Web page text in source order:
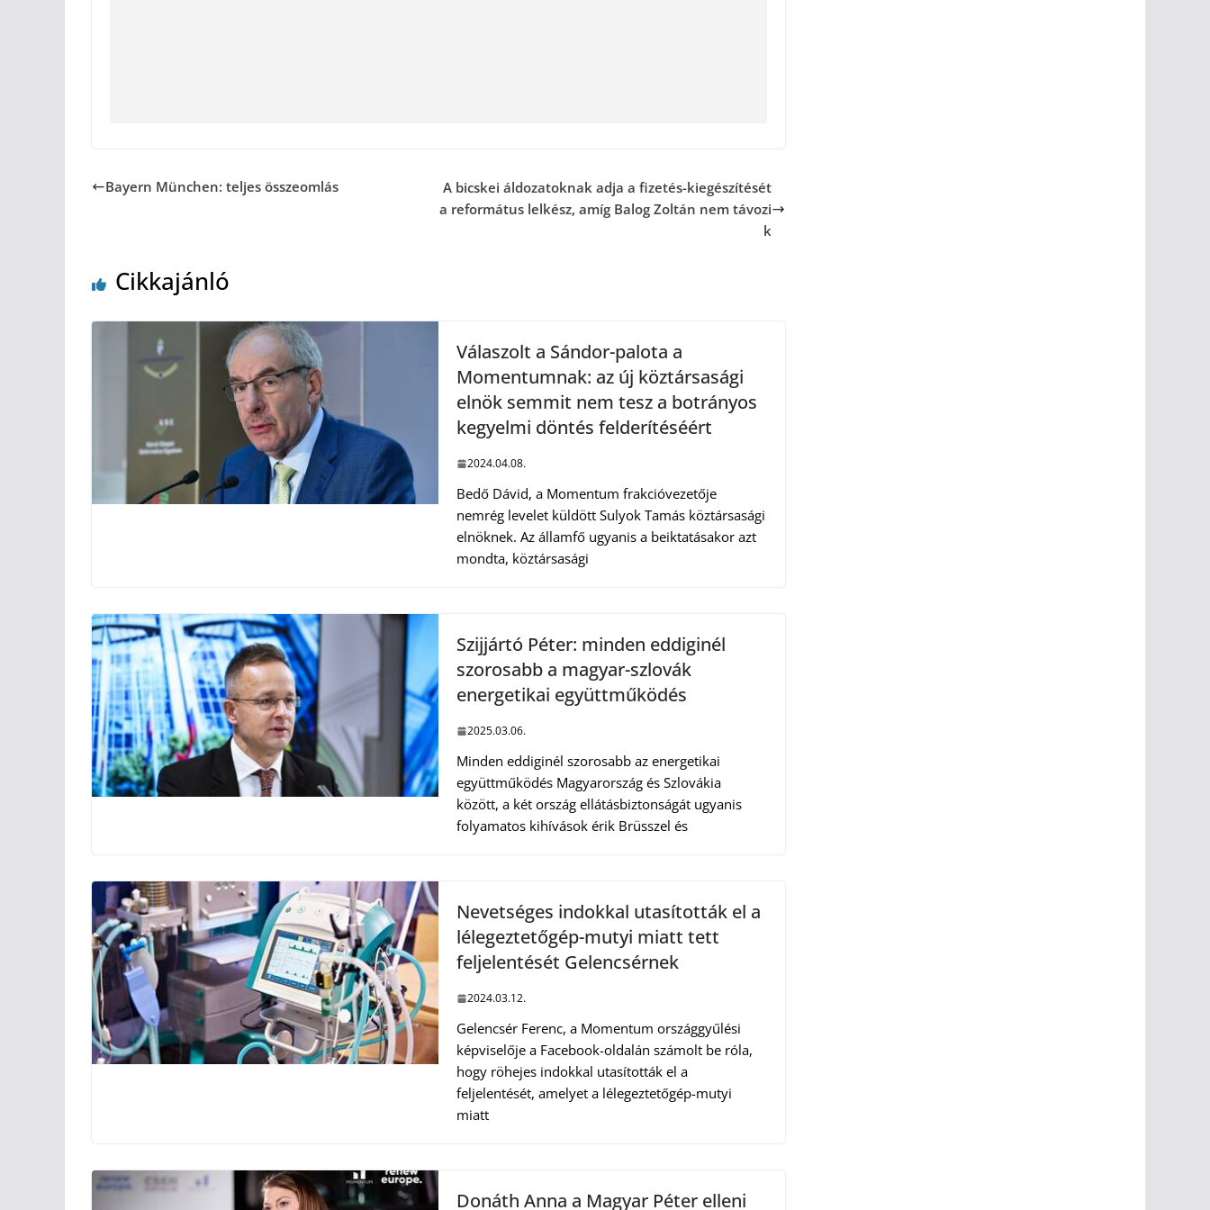
Bayern München: teljes összeomlás
A bicskei áldozatoknak adja a fizetés-kiegészítését
a református lelkész, amíg Balog Zoltán nem távozi
k
Cikkajánló
Válaszolt a Sándor-palota a
Momentumnak: az új köztársasági
elnök semmit nem tesz a botrányos
kegyelmi döntés felderítéséért
2024.04.08.
Bedő Dávid, a Momentum frakcióvezetője
nemrég levelet küldött Sulyok Tamás köztársasági
elnöknek. Az államfő ugyanis a beiktatásakor azt
mondta, köztársasági
Szijjártó Péter: minden eddiginél
szorosabb a magyar-szlovák
energetikai együttműködés
2025.03.06.
Minden eddiginél szorosabb az energetikai
együttműködés Magyarország és Szlovákia
között, a két ország ellátásbiztonságát ugyanis
folyamatos kihívások érik Brüsszel és
Nevetséges indokkal utasították el a
lélegeztetőgép-mutyi miatt tett
feljelentését Gelencsérnek
2024.03.12.
Gelencsér Ferenc, a Momentum országgyűlési
képviselője a Facebook-oldalán számolt be róla,
hogy röhejes indokkal utasították el a
feljelentését, amelyet a lélegeztetőgép-mutyi
miatt
Donáth Anna a Magyar Péter elleni